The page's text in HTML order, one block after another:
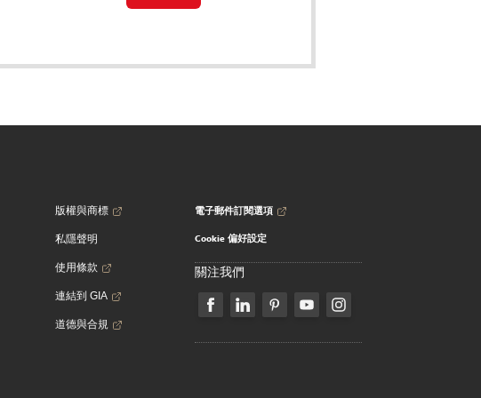
版權與商標
私隱聲明
使用條款
連結到 GIA
道德與合規
電子郵件訂閱選項
Cookie 偏好設定
關注我們